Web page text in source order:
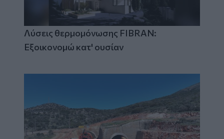
Λύσεις θερμομόνωσης FIBRAN:
Εξοικονομώ κατ' ουσίαν